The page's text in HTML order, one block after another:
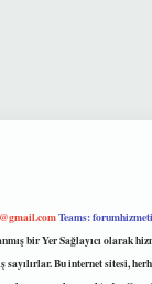
Teams:
bir Yer Sağlayıcı olarak
Bu internet sitesi,